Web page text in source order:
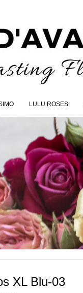
LULU ROSES
XL Blu-03